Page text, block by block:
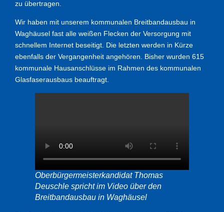
zu übertragen.
Wir haben mit unserem kommunalen Breitbandausbau in
Waghäusel fast alle weißen Flecken der Versorgung mit
schnellem Internet beseitigt. Die letzten werden in Kürze
ebenfalls der Vergangenheit angehören. Bisher wurden 615
kommunale Hausanschlüsse im Rahmen des kommunalen
Glasfaserausbaus beauftragt.
Oberbürgermeisterkandidat Thomas
Deuschle spricht im Video über den
Breitbandausbau in Waghäusel